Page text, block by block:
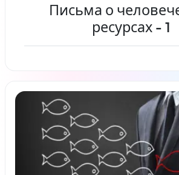
Письма о
ресурсах - 1
Читать дальше